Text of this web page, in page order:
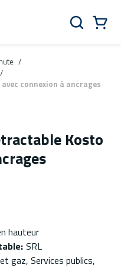
Rechercher
/
/
connexion à ancrages
Kosto
hauteur
: SRL
gaz, Services publics,